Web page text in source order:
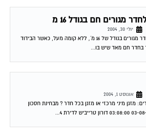
יולי 30, 2004
בחדר חם מאד שיש בו...
לדירה בת 4 חדרים: מזגן מיני מרכזי או מזגן בכל חדר ? מבחינת חסכון